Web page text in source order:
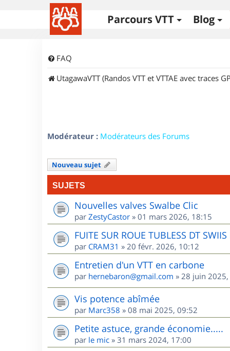
Parcours VTT Blog
FAQ
UtagawaVTT (Randos VTT et VTTAE avec traces
Modérateur : Modérateurs des Forums
Nouveau sujet
SUJETS
Nouvelles valves Swalbe Clic
par ZestyCastor » 01 mars 2026, 18:15
FUITE SUR ROUE TUBLESS DT
par CRAM31 » 20 févr. 2026, 10:12
Entretien d'un VTT en carbone
par hernebaron@gmail.com » 28 juin 2025,
Vis potence abîmée
par Marc358 » 08 mai 2025, 09:52
Petite astuce, grande économie.....
par le mic » 31 mars 2024, 17:00